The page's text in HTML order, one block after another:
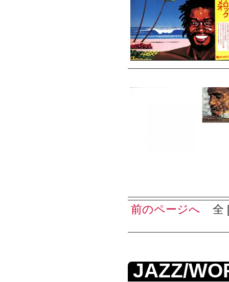
前のページへ 全
JAZZ/